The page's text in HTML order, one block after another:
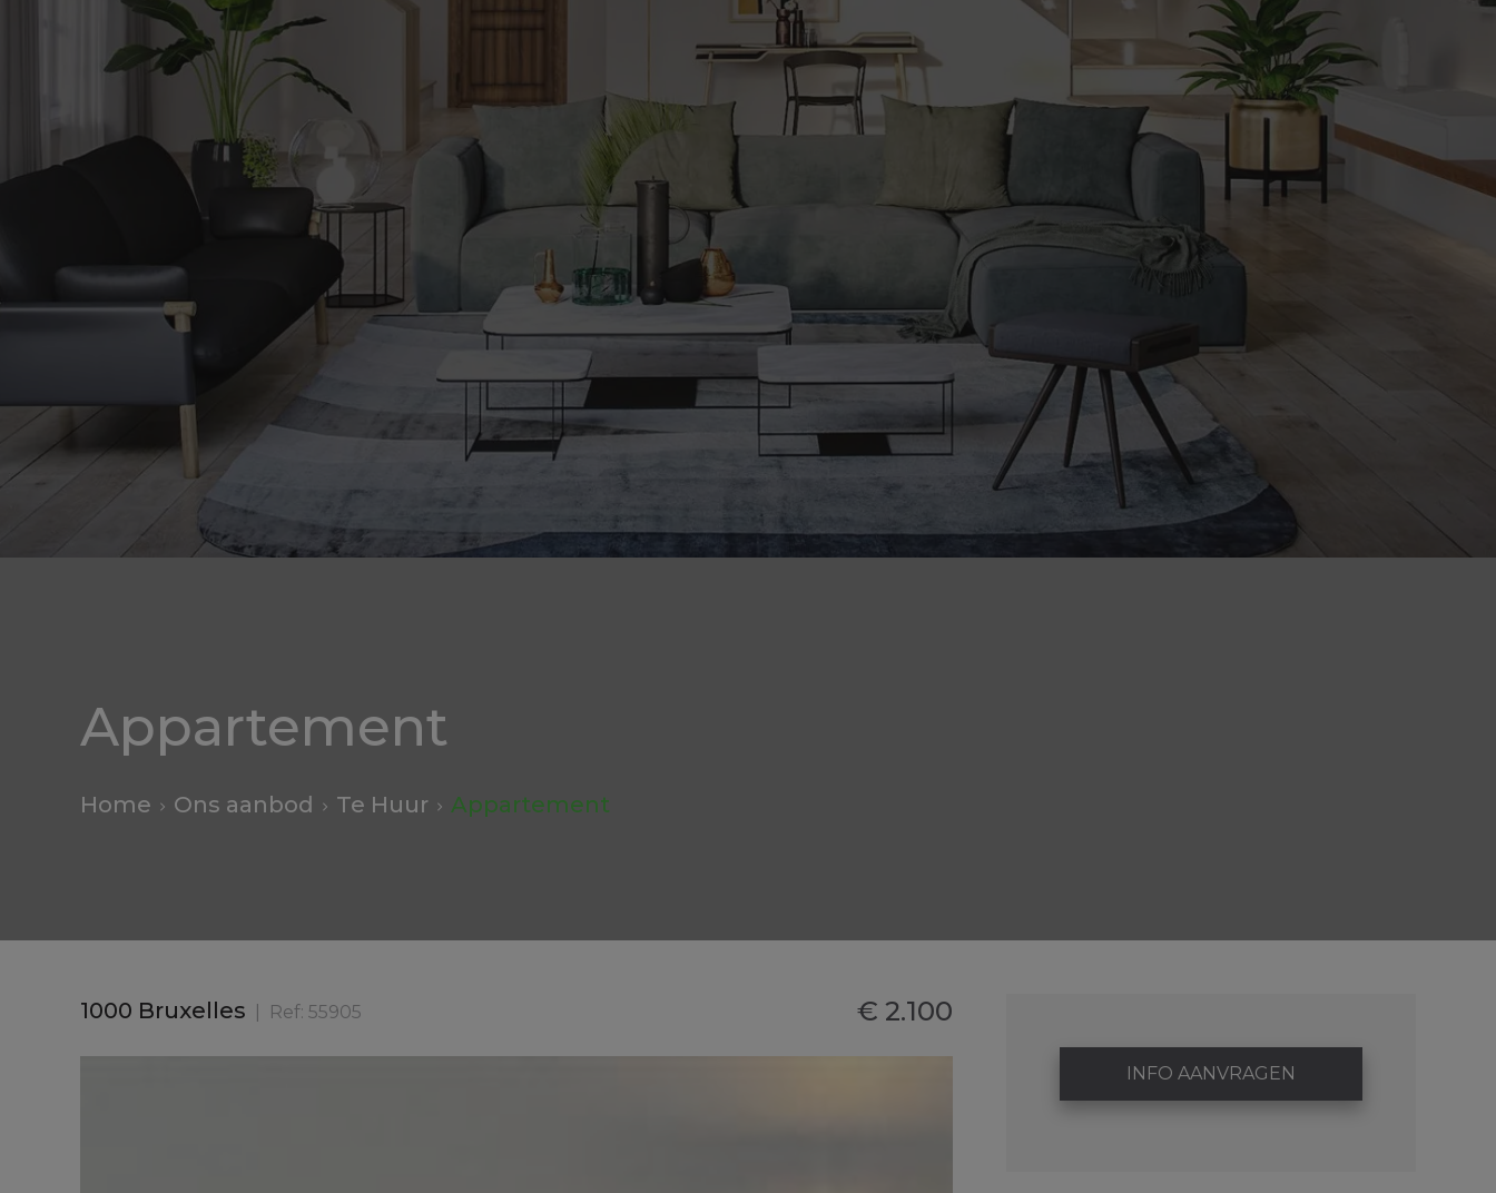
Appartement
Home Ons aanbod Te Huur Appartement
1000 Bruxelles Ref: 55905 € 2.100
INFO AANVRAGEN